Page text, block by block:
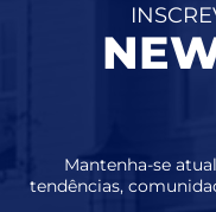
Mantenha-se
tendências,